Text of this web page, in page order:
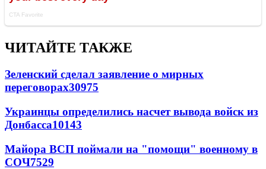
ЧИТАЙТЕ ТАКЖЕ
Зеленский сделал заявление о мирных
переговорах30975
Украинцы определились насчет вывода войск из
Донбасса10143
Майора ВСП поймали на "помощи" военному в
СОЧ7529